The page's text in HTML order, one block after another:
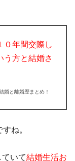
０年間交際し
う方と結婚さ
婚と離婚歴まとめ！
ね。
いて結婚生活お